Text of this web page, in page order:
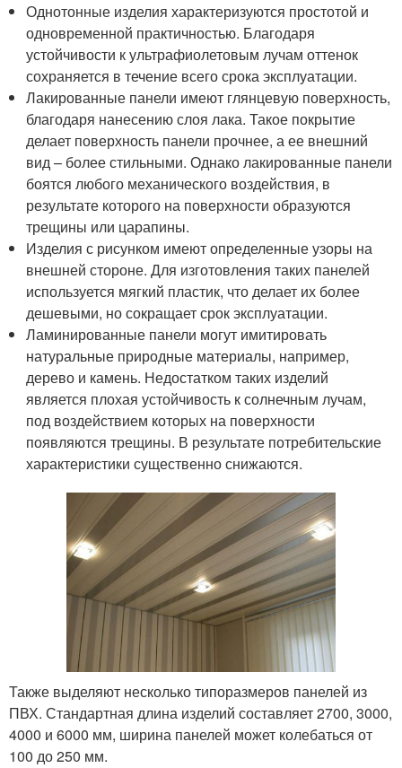
Однотонные изделия характеризуются простотой и
одновременной практичностью. Благодаря
устойчивости к ультрафиолетовым лучам оттенок
сохраняется в течение всего срока эксплуатации.
Лакированные панели имеют глянцевую поверхность,
благодаря нанесению слоя лака. Такое покрытие
делает поверхность панели прочнее, а ее внешний
вид – более стильными. Однако лакированные панели
боятся любого механического воздействия, в
результате которого на поверхности образуются
трещины или царапины.
Изделия с рисунком имеют определенные узоры на
внешней стороне. Для изготовления таких панелей
используется мягкий пластик, что делает их более
дешевыми, но сокращает срок эксплуатации.
Ламинированные панели могут имитировать
натуральные природные материалы, например,
дерево и камень. Недостатком таких изделий
является плохая устойчивость к солнечным лучам,
под воздействием которых на поверхности
появляются трещины. В результате потребительские
характеристики существенно снижаются.
Также выделяют несколько типоразмеров панелей из
ПВХ. Стандартная длина изделий составляет 2700, 3000,
4000 и 6000 мм, ширина панелей может колебаться от
100 до 250 мм.